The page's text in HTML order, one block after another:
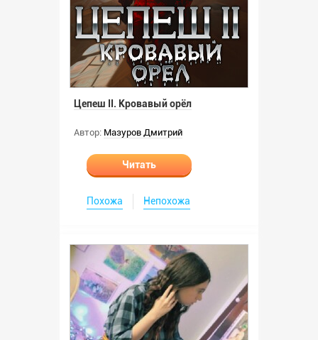
Цепеш II. Кровавый орёл
Автор: Мазуров Дмитрий
Читать
Похожа Непохожа